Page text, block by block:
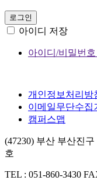
로그인
아이디 저장
아이디/비밀번호
개인정보처리방
이메일무단수집
캠퍼스맵
(47230) 부산 부산진
호
TEL : 051-860-3430